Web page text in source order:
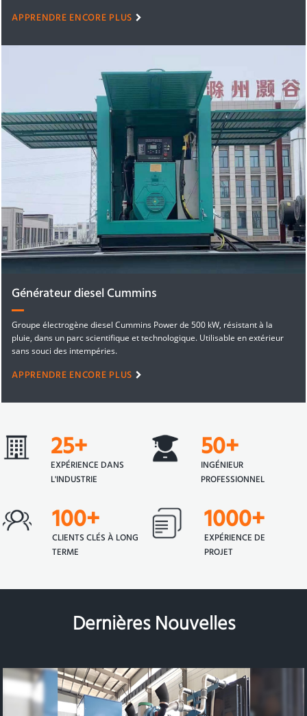
de construction du local technique.
APPRENDRE ENCORE PLUS
Générateur diesel Cummins
Groupe électrogène diesel Cummins Power de 500 kW, résistant à la
pluie, dans un parc scientifique et technologique. Utilisable en extérieur
sans souci des intempéries.
APPRENDRE ENCORE PLUS
25+
EXPÉRIENCE DANS
L'INDUSTRIE
50+
INGÉNIEUR
PROFESSIONNEL
100+
CLIENTS CLÉS À LONG
TERME
1000+
EXPÉRIENCE DE
PROJET
Dernières Nouvelles